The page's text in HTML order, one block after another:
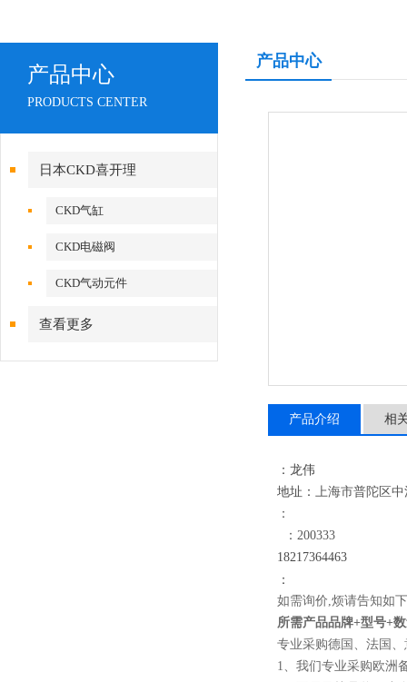
产品中心
PRODUCTS CENTER
日本CKD喜开理
CKD气缸
CKD电磁阀
CKD气动元件
查看更多
产品中心
产品介绍 相
：龙伟
地址： 上海市普陀区中
：
：200333
18217364463
：
如需询价,烦请告知如
所需产品品牌+型号+
专业采购德国、法国
1、我们专业采购欧洲